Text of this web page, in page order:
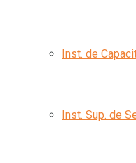
Inst. de
Inst. Sup. de